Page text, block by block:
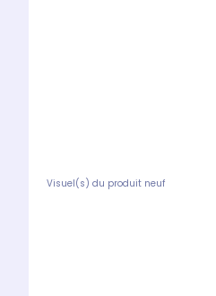
Visuel(s) du produit neuf